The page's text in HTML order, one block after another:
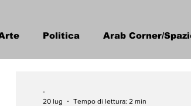
Politica Arab Corner/
-
20 lug
Tempo di lettura: 2 min